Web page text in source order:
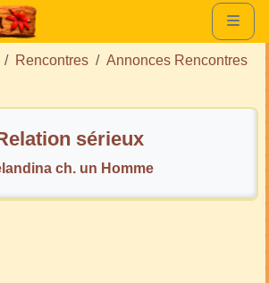
Rencontres
Annonces Rencontres
sérieux
ch. un Homme